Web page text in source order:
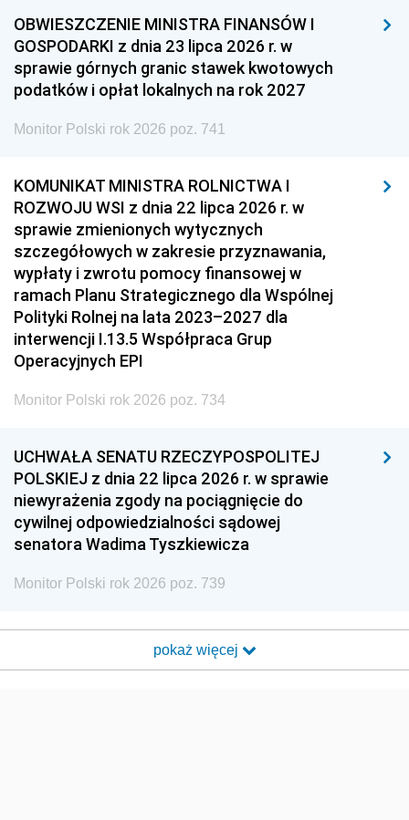
OBWIESZCZENIE MINISTRA FINANSÓW I
GOSPODARKI z dnia 23 lipca 2026 r. w
sprawie górnych granic stawek kwotowych
podatków i opłat lokalnych na rok 2027
Monitor Polski rok 2026 poz. 741
KOMUNIKAT MINISTRA ROLNICTWA I
ROZWOJU WSI z dnia 22 lipca 2026 r. w
sprawie zmienionych wytycznych
szczegółowych w zakresie przyznawania,
wypłaty i zwrotu pomocy finansowej w
ramach Planu Strategicznego dla Wspólnej
Polityki Rolnej na lata 2023–2027 dla
interwencji I.13.5 Współpraca Grup
Operacyjnych EPI
Monitor Polski rok 2026 poz. 734
UCHWAŁA SENATU RZECZYPOSPOLITEJ
POLSKIEJ z dnia 22 lipca 2026 r. w sprawie
niewyrażenia zgody na pociągnięcie do
cywilnej odpowiedzialności sądowej
senatora Wadima Tyszkiewicza
Monitor Polski rok 2026 poz. 739
pokaż więcej